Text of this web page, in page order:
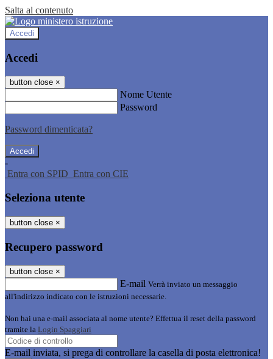
Salta al contenuto
Accedi
Accedi
button close ×
Nome Utente
Password
Password dimenticata?
-
Entra con SPID Entra con CIE
Seleziona utente
button close ×
Recupero password
button close ×
E-mail Verrà inviato un messaggio
all'indirizzo indicato con le istruzioni necessarie.
Non hai una e-mail associata al nome utente? Effettua il reset della password
tramite la Login Spaggiari
E-mail inviata, si prega di controllare la casella di posta elettronica!